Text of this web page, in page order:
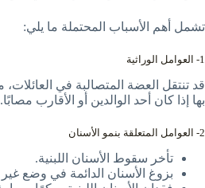
تشمل أهم الأسباب المحتملة ما يلي:
1- العوامل الوراثية
قد تنتقل العضة المتصالبة في العائلات،
بها إذا كان أحد الوالدين أو الأقارب مصابًا.
2- العوامل المتعلقة بنمو الأسنان
تأخر سقوط الأسنان اللبنية.
بزوغ الأسنان الدائمة في وضع